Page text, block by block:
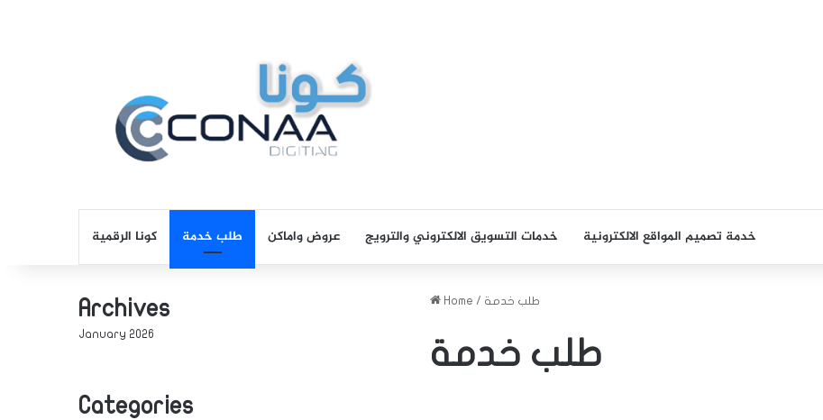
كونا الرقمية طلب خدمة عروض واماكن خدمات التسويق الالكتروني والترويج خدمة تصميم المواقع الالكترونية
Home / طلب خدمة
طلب خدمة
Archives
January 2026
Categories